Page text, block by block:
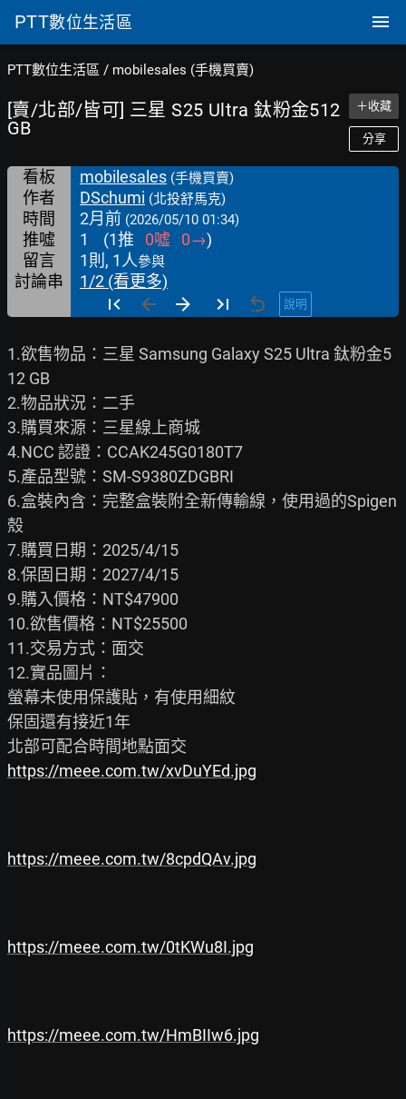
PTT數位生活區
PTT數位生活區 / mobilesales (手機買賣)
[賣/北部/皆可] 三星 S25 Ultra 鈦粉金512
GB
＋收藏
分享
看板 mobilesales (手機買賣)
作者 DSchumi (北投舒馬克)
時間 2月前 (2026/05/10 01:34)
推噓 1 (1推 0噓 0→)
留言
1則, 1人參與
討論串 1/2 (看更多)
說明
1.欲售物品：三星 Samsung Galaxy S25 Ultra 鈦粉金5
12 GB
2.物品狀況：二手
3.購買來源：三星線上商城
4.NCC 認證：CCAK245G0180T7
5.產品型號：SM-S9380ZDGBRI
6.盒裝內含：完整盒裝附全新傳輸線，使用過的Spigen
殼
7.購買日期：2025/4/15
8.保固日期：2027/4/15
9.購入價格：NT$47900
10.欲售價格：NT$25500
11.交易方式：面交
12.實品圖片：
螢幕未使用保護貼，有使用細紋
保固還有接近1年
https://meee.com.tw/xvDuYEd.jpg
https://meee.com.tw/8cpdQAv.jpg
https://meee.com.tw/0tKWu8I.jpg
https://meee.com.tw/HmBIIw6.jpg